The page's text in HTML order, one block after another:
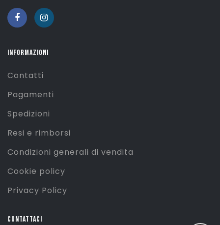
INFORMAZIONI
Contatti
Pagamenti
Spedizioni
Resi e rimborsi
Condizioni generali di vendita
Cookie policy
Privacy Policy
CONTATTACI